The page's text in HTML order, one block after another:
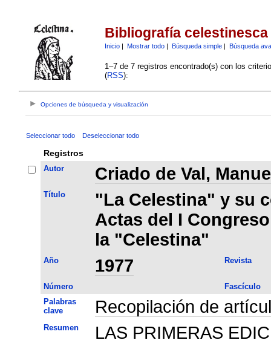
Bibliografía celestinesca
Inicio| Mostrar todo| Búsqueda simple| Búsqueda
1–7 de 7 registros encontrado(s) con los
(RSS):
Opciones de búsqueda y visualización
Seleccionar todo Deseleccionar todo
Registros
Autor Criado de Val,
Título
"La Celestina" y su
Actas del I
la "Celestina"
Año 1977 Revista
Número
Fascículo
Palabras
clave
Recopilación de
Resumen LAS PRIMERAS